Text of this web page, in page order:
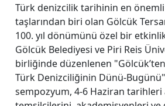
Türk denizcilik tarihinin en
taşlarından biri olan Gölcük
100. yıl dönümünü özel bir
Gölcük Belediyesi ve Piri Reis
birliğinde düzenlenen
Türk Denizciliğinin Dünü-
sempozyum, 4-6 Haziran tarihleri